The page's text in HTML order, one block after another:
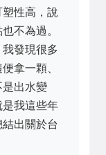
性高，說
不為過。
發現很多
拿一顆、
是出水變
我這些年
出關於台